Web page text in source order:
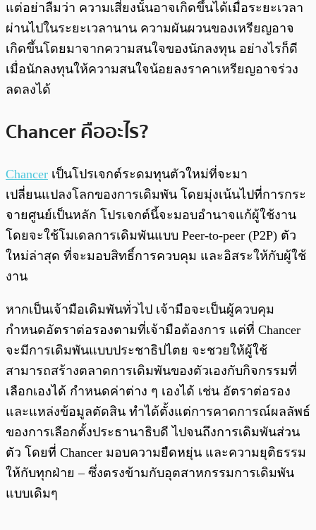
แต่อย่าลืมว่า ความเสี่ยงนั้นอาจเกิดขึ้นได้เมื่อระยะเวลา
ผ่านไปในระยะเวลานาน ความผันผวนของเหรียญอาจ
เกิดขึ้นโดยมาจากความสนใจของนักลงทุน อย่างไรก็ดี
เมื่อนักลงทุนให้ความสนใจน้อยลงราคาเหรียญอาจร่วง
ลดลงได้
Chancer คืออะไร?
Chancer เป็นโปรเจกต์ระดมทุนตัวใหม่ที่จะมา
เปลี่ยนแปลงโลกของการเดิมพัน โดยมุ่งเน้นไปที่การกระ
จายศูนย์เป็นหลัก โปรเจกต์นี้จะมอบอำนาจแก้ผู้ใช้งาน
โดยจะใช้โมเดลการเดิมพันแบบ Peer-to-peer (P2P) ตัว
ใหม่ล่าสุด ที่จะมอบสิทธิ์การควบคุม และอิสระให้กับผู้ใช้
งาน
หากเป็นเจ้ามือเดิมพันทั่วไป เจ้ามือจะเป็นผู้ควบคุม
กำหนดอัตราต่อรองตามที่เจ้ามือต้องการ แต่ที่ Chancer
จะมีการเดิมพันแบบประชาธิปไตย จะชวยให้ผู้ใช้
สามารถสร้างตลาดการเดิมพันของตัวเองกับกิจกรรมที่
เลือกเองได้ กำหนดค่าต่าง ๆ เองได้ เช่น อัตราต่อรอง
และแหล่งข้อมูลตัดสิน ทำได้ตั้งแต่การคาดการณ์ผลลัพธ์
ของการเลือกตั้งประธานาธิบดี ไปจนถึงการเดิมพันส่วน
ตัว โดยที่ Chancer มอบความยืดหยุ่น และความยุติธรรม
ให้กับทุกฝ่าย – ซึ่งตรงข้ามกับอุตสาหกรรมการเดิมพัน
แบบเดิมๆ